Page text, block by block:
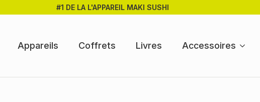
#1 DE LA L'APPAREIL MAKI SUSHI
Appareils Coffrets Livres Accessoires